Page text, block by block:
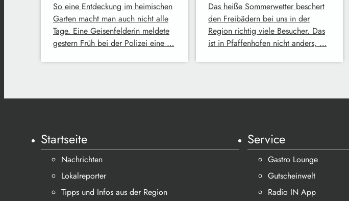
So eine Entdeckung im heimischen
Garten macht man auch nicht alle
Tage. Eine Geisenfelderin meldete
gestern Früh bei der Polizei eine …
Das heiße Sommerwetter beschert
den Freibädern bei uns in der
Region richtig viele Besucher. Das
ist in Pfaffenhofen nicht anders, …
Startseite
Nachrichten
Lokalreporter
Tipps und Infos aus der Region
Service
Gastro Lounge
Gutscheinwelt
Radio IN App